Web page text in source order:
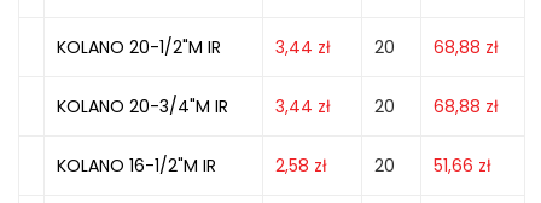
KOLANO 20-1/2"M IR 3,44 zł 20 68,88 zł
KOLANO 20-3/4"M IR 3,44 zł 20 68,88 zł
KOLANO 16-1/2"M IR 2,58 zł 20 51,66 zł